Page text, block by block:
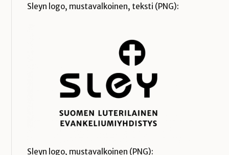
Sleyn logo, mustavalkoinen, teksti (PNG):
Sleyn logo, mustavalkoinen (PNG):